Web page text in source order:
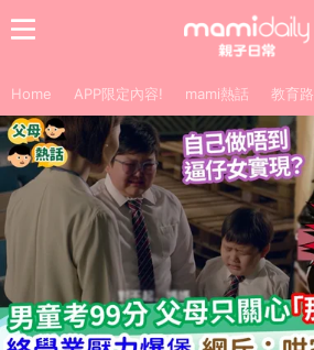
Home APP限定內容! mami熱話 教育路